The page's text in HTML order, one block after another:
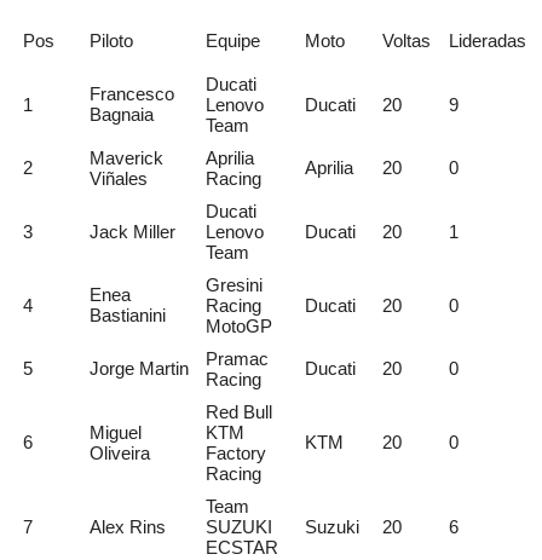
Pos Piloto Equipe Moto Voltas Lideradas
1
Francesco
Bagnaia
Ducati
Lenovo
Team
Ducati 20 9
2
Maverick
Viñales
Aprilia
Racing
Aprilia 20 0
3 Jack Miller
Ducati
Lenovo
Team
Ducati 20 1
4
Enea
Bastianini
Gresini
Racing
MotoGP
Ducati 20 0
5 Jorge Martin
Pramac
Racing
Ducati 20 0
6
Miguel
Oliveira
Red Bull
KTM
Factory
Racing
KTM 20 0
7 Alex Rins
Team
SUZUKI
ECSTAR
Suzuki 20 6